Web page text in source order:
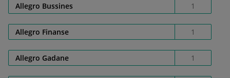
Allegro Bussines 1
Allegro Finanse 1
Allegro Gadane 1